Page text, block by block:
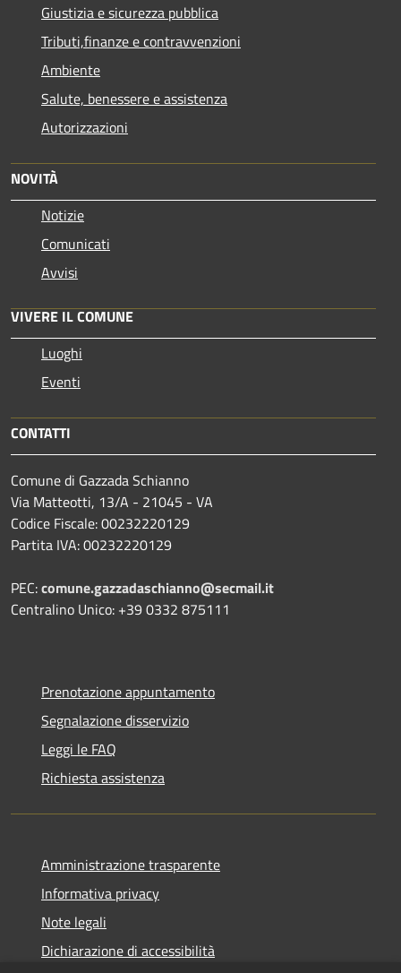
Giustizia e sicurezza pubblica
Tributi,finanze e contravvenzioni
Ambiente
Salute, benessere e assistenza
Autorizzazioni
NOVITÀ
Notizie
Comunicati
Avvisi
VIVERE IL COMUNE
Luoghi
Eventi
CONTATTI
Comune di Gazzada Schianno
Via Matteotti, 13/A - 21045 - VA
Codice Fiscale: 00232220129
Partita IVA: 00232220129
PEC:comune.gazzadaschianno@secmail.it
Centralino Unico: +39 0332 875111
Prenotazione appuntamento
Segnalazione disservizio
Leggi le FAQ
Richiesta assistenza
Amministrazione trasparente
Informativa privacy
Note legali
Dichiarazione di accessibilità